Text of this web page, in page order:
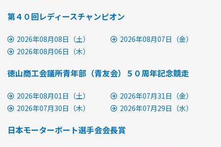
第４０回レディースチャンピオン
2026年08月08日（土）
2026年08月07日（金）
2026年08月06日（木）
徳山商工会議所青年部（青友会）５０周年記念競走
2026年08月01日（土）
2026年07月31日（金）
2026年07月30日（木）
2026年07月29日（水）
日本モーターボート選手会会長賞